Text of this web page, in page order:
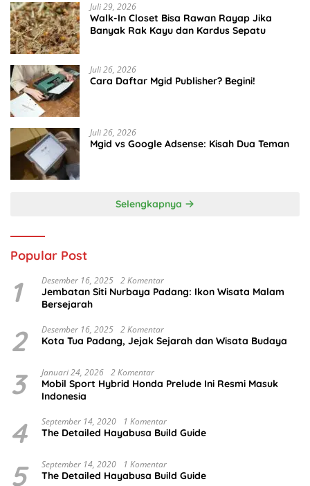
Juli 29, 2026
Walk-In Closet Bisa Rawan Rayap Jika
Banyak Rak Kayu dan Kardus Sepatu
Juli 26, 2026
Cara Daftar Mgid Publisher? Begini!
Juli 26, 2026
Mgid vs Google Adsense: Kisah Dua Teman
Selengkapnya
Popular Post
1 Desember 16, 2025 2 Komentar
Jembatan Siti Nurbaya Padang: Ikon Wisata Malam
Bersejarah
2 Desember 16, 2025 2 Komentar
Kota Tua Padang, Jejak Sejarah dan Wisata Budaya
3 Januari 24, 2026 2 Komentar
Mobil Sport Hybrid Honda Prelude Ini Resmi Masuk
Indonesia
4 September 14, 2020 1 Komentar
The Detailed Hayabusa Build Guide
5 September 14, 2020 1 Komentar
The Detailed Hayabusa Build Guide